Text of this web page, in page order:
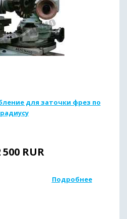
для заточки фрез по
радиусу
500 RUR
Подробнее